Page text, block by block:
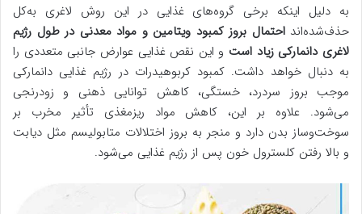
به دلیل اینکه برخی گروه‌های غذایی در این روش لاغری به‌کل
حذف‌شده‌انداحتمال بروز کمبود ویتامین و مواد معدنی در طول رژیم
لاغری دانمارکی زیاد است و این نقص غذایی عوارض جانبی متعددی را
به دنبال خواهد داشت. کمبود کربوهیدرات در رژیم غذایی دانمارکی
موجب بروز سردرد، خستگی، کاهش توانایی ذهنی و زودرنجی
می‌شود. علاوه بر این، کاهش مواد ریزمغذی تأثیر مخرب بر
سوخت‌وساز بدن دارد و منجر به بروز اختلالات متابولیسم مثل دیابت
و بالا رفتن کلسترول خون پس از رژیم غذایی می‌شود.